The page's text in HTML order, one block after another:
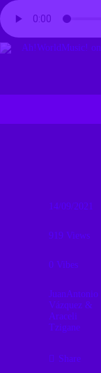
14/09/2021
919 Views
0 Vibes
JuanAntonio
Vázquez &
Araceli
Tzigane
Share